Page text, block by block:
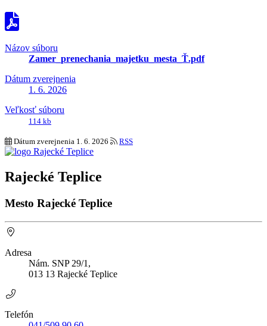
Názov súboru
Zamer_prenechania_majetku_mesta_Ť.pdf
Dátum zverejnenia
1. 6. 2026
Veľkosť súboru
114 kb
Dátum zverejnenia 1. 6. 2026 RSS
Rajecké Teplice
Mesto Rajecké Teplice
Adresa
Nám. SNP 29/1,
013 13 Rajecké Teplice
Telefón